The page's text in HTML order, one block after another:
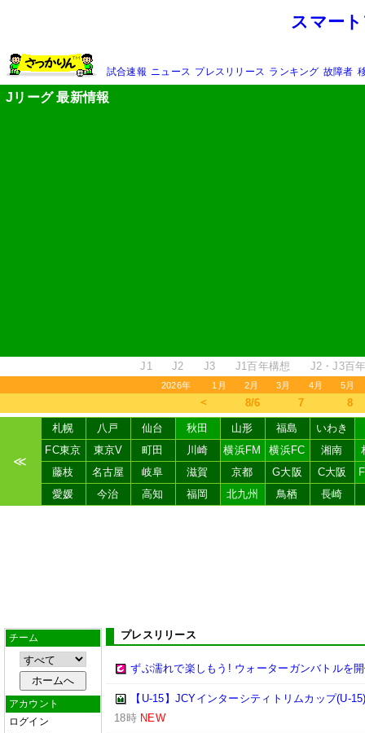
スマー
試合速報 ニュース プレスリリース ランキング 故障者
Jリーグ 最新情報
J1 J2 J3 J1百年構想 J2・J3百
2026年 1月 2月 3月 4月 5月
＜ 8/6 7 8
≪
札幌 八戸 仙台 秋田 山形 福島
いわき
FC東京
東京V 町田 川崎 横浜FM 横浜FC 湘南
藤枝
名古屋 岐阜 滋賀 京都 G大阪 C大阪
愛媛
今治 高知 福岡 北九州 鳥栖 長崎
チーム
アカウント
ログイン
プレスリリース
ずぶ濡れで楽しもう! ウォーターガンバトルを
【U-15】JCYインターシティトリムカップ(U-
18時 NEW